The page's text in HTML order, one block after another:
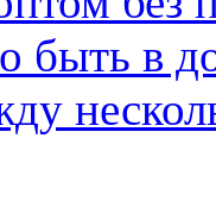
быть в